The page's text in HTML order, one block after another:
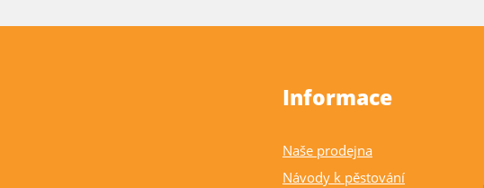
Informace
Naše prodejna
Návody k pěstování